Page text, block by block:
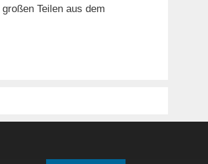
Teilen aus dem